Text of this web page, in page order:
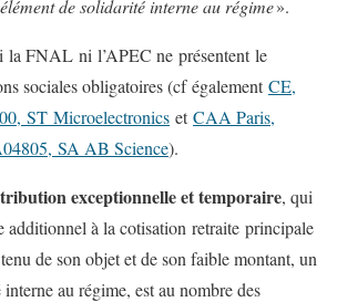
de solidarité interne au régime».
la FNAL ni l’APEC ne présentent le
sociales obligatoires (cf égalementCE,
ST Microelectronics etCAA Paris,
SA AB Science).
exceptionnelle et temporaire, qui
additionnel à la cotisation retraite principale
de son objet et de son faible montant, un
au régime, est au nombre des